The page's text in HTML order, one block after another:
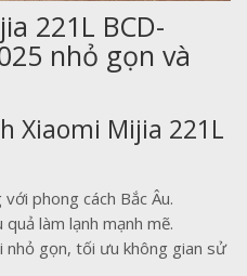
221L BCD-
nhỏ gọn và
Xiaomi Mijia 221L
phong cách Bắc Âu.
làm lạnh mạnh mẽ.
nhỏ gọn, tối ưu không gian sử